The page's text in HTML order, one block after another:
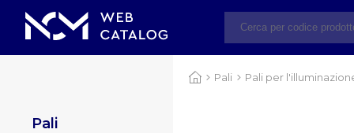
Pali
Pali Pali per